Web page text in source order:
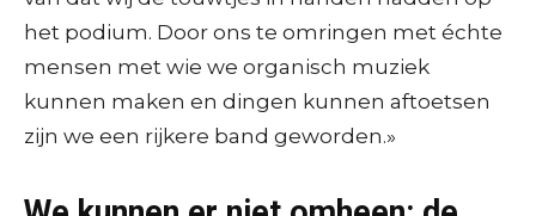
het podium. Door ons te omringen met échte
mensen met wie we organisch muziek
kunnen maken en dingen kunnen aftoetsen
zijn we een rijkere band geworden.»